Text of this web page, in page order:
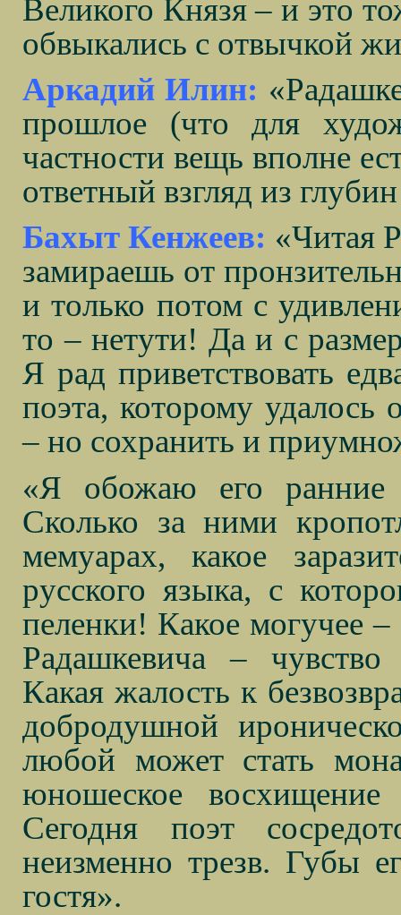
Великого Князя – и это
обвыкались с отвычкой
Аркадий Илин:
прошлое (что для
частности вещь вполне
ответный взгляд из
Бахыт Кенжеев: «Читая
замираешь от
и только потом с
то – нетути! Да и с
Я рад приветствовать
поэта, которому удалось
– но сохранить и
«Я обожаю его ранние
Сколько за ними
мемуарах, какое
русского языка, с
пеленки! Какое могучее –
Радашкевича –
Какая жалость к
добродушной
любой может стать
юношеское
Сегодня поэт
неизменно трезв. Губы
гостя».